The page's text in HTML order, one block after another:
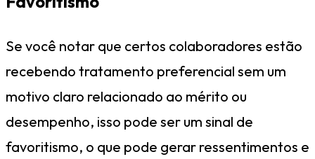
Se você notar que certos colaboradores estão
recebendo tratamento preferencial sem um
motivo claro relacionado ao mérito ou
desempenho, isso pode ser um sinal de
favoritismo, o que pode gerar ressentimentos e